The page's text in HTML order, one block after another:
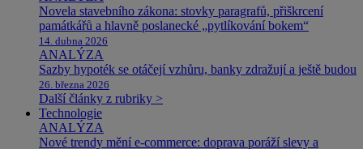
Novela stavebního zákona: stovky paragrafů, přiškrcení
památkářů a hlavně poslanecké „pytlíkování bokem“
14. dubna 2026
ANALÝZA
Sazby hypoték se otáčejí vzhůru, banky zdražují a ještě budou
26. března 2026
Další články z rubriky >
Technologie
ANALÝZA
Nové trendy mění e-commerce: doprava poráží slevy a